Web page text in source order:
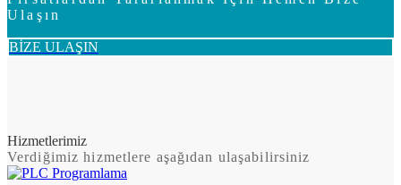
Ulaşın
BİZE ULAŞIN
Hizmetlerimiz
Verdiğimiz hizmetlere aşağıdan ulaşabilirsiniz